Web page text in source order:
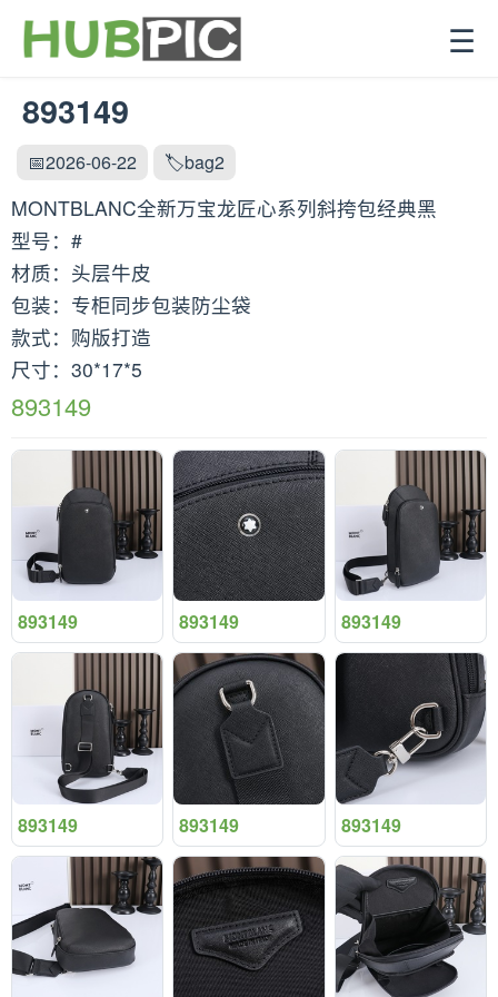
☰
893149
📅2026-06-22 🏷️bag2
MONTBLANC全新万宝龙匠心系列斜挎包经典黑
型号：#
材质：头层牛皮
包装：专柜同步包装防尘袋
款式：购版打造
尺寸：30*17*5
893149
893149 893149 893149
893149 893149 893149